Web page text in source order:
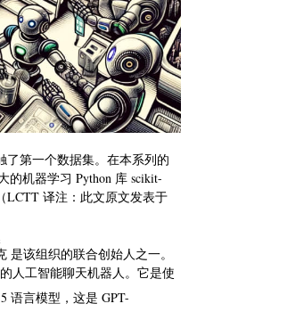
了第一个数据集。在本系列的
机器学习 Python 库 scikit-
LCTT 译注：此文原文发表于
是该组织的联合创始人之一。
人工智能聊天机器人。它是使
语言模型，这是 GPT-